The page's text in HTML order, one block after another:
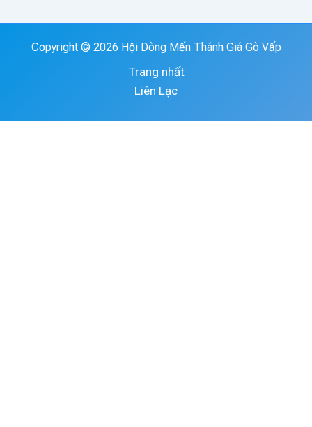
Copyright © 2026 Hội Dòng Mến Thánh Giá Gò Vấp
Trang nhất
Liên Lạc